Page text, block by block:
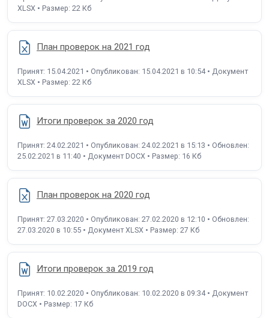
XLSX • Размер: 22 Кб
План проверок на 2021 год
Принят: 15.04.2021 • Опубликован: 15.04.2021 в 10:54 • Документ
XLSX • Размер: 22 Кб
Итоги проверок за 2020 год
Принят: 24.02.2021 • Опубликован: 24.02.2021 в 15:13 • Обновлен:
25.02.2021 в 11:40 • Документ DOCX • Размер: 16 Кб
План проверок на 2020 год
Принят: 27.03.2020 • Опубликован: 27.02.2020 в 12:10 • Обновлен:
27.03.2020 в 10:55 • Документ XLSX • Размер: 27 Кб
Итоги проверок за 2019 год
Принят: 10.02.2020 • Опубликован: 10.02.2020 в 09:34 • Документ
DOCX • Размер: 17 Кб